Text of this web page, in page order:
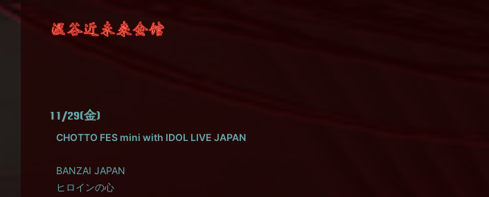
11/29(金)
CHOTTO FES mini with IDOL LIVE JAPAN
BANZAI JAPAN
ヒロインの心